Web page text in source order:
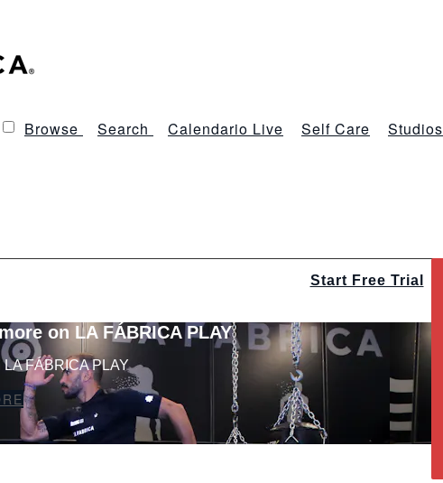
Browse Search Calendario Live Self Care Studios
Start Free Trial
on LA FÁBRICA PLAY
FÁBRICA PLAY